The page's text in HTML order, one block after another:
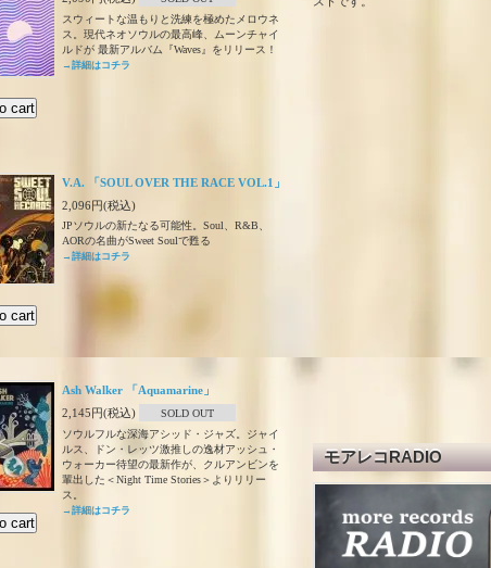
スウィートな温もりと洗練を極めたメロウネ
ス。現代ネオソウルの最高峰、ムーンチャイ
ルドが 最新アルバム『Waves』をリリース！
→詳細はコチラ
V.A. 「SOUL OVER THE RACE VOL.1」
2,096円(税込)
JPソウルの新たなる可能性。Soul、R&B、
AORの名曲がSweet Soulで甦る
→詳細はコチラ
Ash Walker 「Aquamarine」
2,145円(税込)
SOLD OUT
ソウルフルな深海アシッド・ジャズ。ジャイ
ルス、ドン・レッツ激推しの逸材アッシュ・
ウォーカー待望の最新作が、クルアンビンを
輩出した＜Night Time Stories＞よりリリー
ス。
→詳細はコチラ
モアレコRADIO